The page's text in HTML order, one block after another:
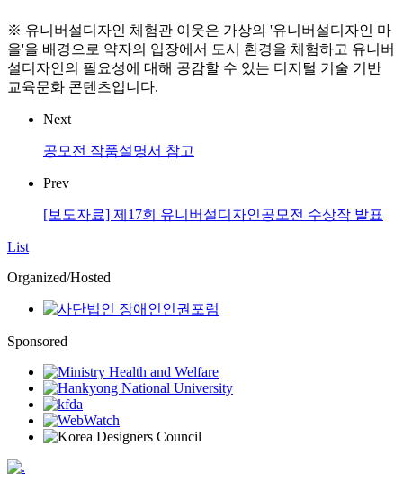
※ 유니버설디자인 체험관 이웃은 가상의 '유니버설디자인 마
을'을 배경으로 약자의 입장에서 도시 환경을 체험하고 유니버
설디자인의 필요성에 대해 공감할 수 있는 디지털 기술 기반
교육문화 콘텐츠입니다.
Next
공모전 작품설명서 참고
Prev
[보도자료] 제17회 유니버설디자인공모전 수상작 발표
List
Organized/Hosted
Sponsored